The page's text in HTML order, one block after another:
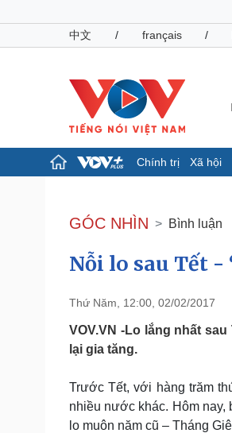
中文
/ français /
Chính trị Xã hội
Đảng
Tổ chức nhân sự
Quốc hội
Nhận diện sự thật
Pháp luật
Vụ án
Tư vấn luật
GÓC NHÌN Bình luận
Nỗi lo sau Tết -
Thứ Năm, 12:00, 02/02/2017
VOV.VN -Lo lắng nhất
lại gia tăng.
Trước Tết, với hàng trăm
nhiều nước khác. Hôm nay,
lo muôn năm cũ – Tháng